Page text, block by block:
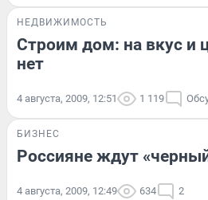
НЕДВИЖИМОСТЬ
Строим дом: на вкус и
нет
4 августа, 2009, 12:51 1 119
БИЗНЕС
Россияне ждут
4 августа, 2009, 12:49 634 2